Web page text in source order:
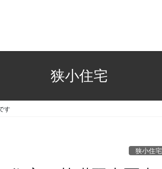
狭小住宅
す
狭小住宅